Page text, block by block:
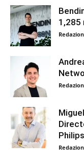
1,285
Philips